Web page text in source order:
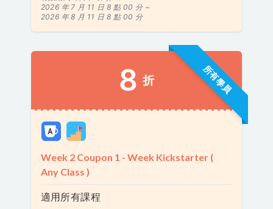
2026 年 7 月 11 日 8 點 00 分 ~
2026 年 8 月 11 日 8 點 00 分
所有學員
8 折
Week 2 Coupon 1 - Week Kickstarter (
Any Class )
適用所有課程